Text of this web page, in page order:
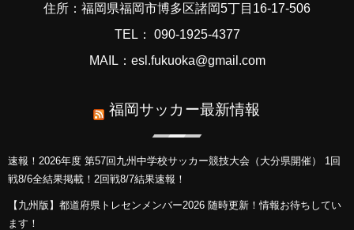
住所：福岡県福岡市博多区諸岡5丁目16-17-506
TEL： 090-1925-4377
MAIL：esl.fukuoka@gmail.com
福岡サッカー最新情報
速報！2026年度 第57回九州中学校サッカー競技大会（大分県開催） 1回
戦8/6全結果掲載！2回戦8/7結果速報！
【九州版】都道府県トレセンメンバー2026 随時更新！情報お待ちしてい
ます！